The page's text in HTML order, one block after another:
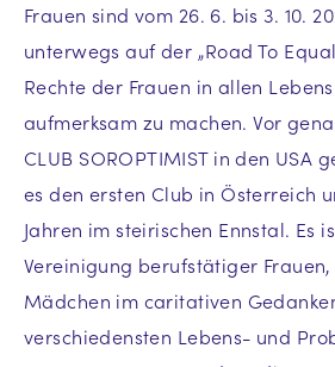
Frauen sind vom 26. 6. bis 3. 10.
unterwegs auf der „Road To
Rechte der Frauen in allen
aufmerksam zu machen. Vor
CLUB SOROPTIMIST in den USA
es den ersten Club in Österreich
Jahren im steirischen Ennstal. Es
Vereinigung berufstätiger
Mädchen im caritativen
verschiedensten Lebens- und